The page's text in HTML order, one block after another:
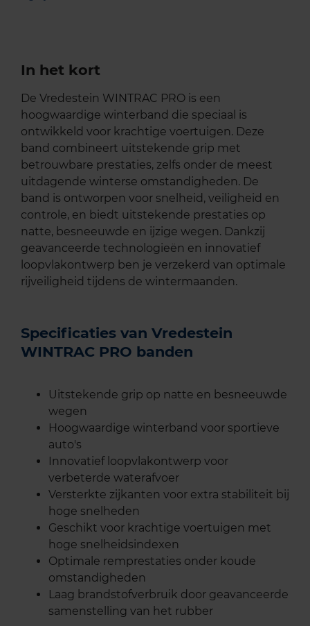
In het kort
De Vredestein WINTRAC PRO is een
hoogwaardige winterband die speciaal is
ontwikkeld voor krachtige voertuigen. Deze
band combineert uitstekende grip met
betrouwbare prestaties, zelfs onder de meest
uitdagende winterse omstandigheden. De
band is ontworpen voor snelheid, veiligheid en
controle, en biedt uitstekende prestaties op
natte, besneeuwde en ijzige wegen. Dankzij
geavanceerde technologieën en innovatief
loopvlakontwerp ben je verzekerd van optimale
rijveiligheid tijdens de wintermaanden.
Specificaties van Vredestein
WINTRAC PRO banden
Uitstekende grip op natte en besneeuwde
wegen
Hoogwaardige winterband voor sportieve
auto's
Innovatief loopvlakontwerp voor
verbeterde waterafvoer
Versterkte zijkanten voor extra stabiliteit bij
hoge snelheden
Geschikt voor krachtige voertuigen met
hoge snelheidsindexen
Optimale remprestaties onder koude
omstandigheden
Laag brandstofverbruik door geavanceerde
samenstelling van het rubber